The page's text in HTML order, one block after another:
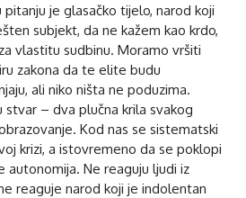
je glasačko tijelo, narod koji
subjekt, da ne kažem kao krdo,
vlastitu sudbinu. Moramo vršiti
zakona da te elite budu
ali niko ništa ne poduzima.
– dva plučna krila svakog
Kod nas se sistematski
krizi, a istovremeno da se poklopi
autonomija. Ne reaguju ljudi iz
reaguje narod koji je indolentan